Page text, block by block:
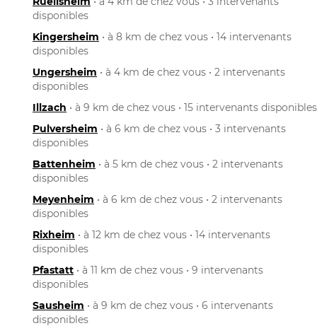
disponibles
Kingersheim • à 8 km de chez vous • 14 intervenants
disponibles
Ungersheim • à 4 km de chez vous • 2 intervenants
disponibles
Illzach • à 9 km de chez vous • 15 intervenants disponibles
Pulversheim • à 6 km de chez vous • 3 intervenants
disponibles
Battenheim • à 5 km de chez vous • 2 intervenants
disponibles
Meyenheim • à 6 km de chez vous • 2 intervenants
disponibles
Rixheim • à 12 km de chez vous • 14 intervenants
disponibles
Pfastatt • à 11 km de chez vous • 9 intervenants
disponibles
Sausheim • à 9 km de chez vous • 6 intervenants
disponibles